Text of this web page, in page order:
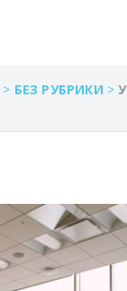
> БЕЗ РУБРИКИ >